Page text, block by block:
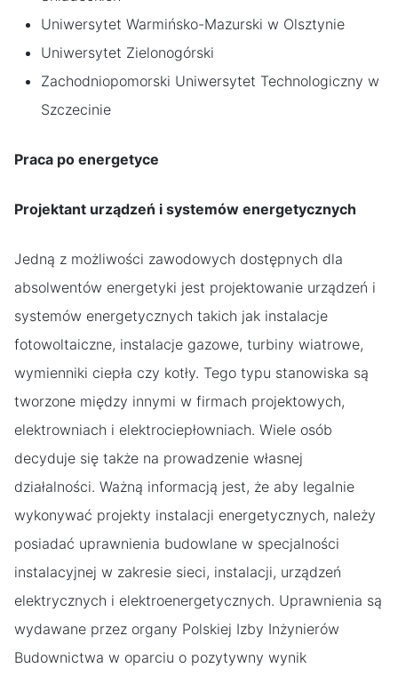
Uniwersytet Warmińsko-Mazurski w Olsztynie
Uniwersytet Zielonogórski
Zachodniopomorski Uniwersytet Technologiczny w
Szczecinie
Praca po energetyce
Projektant urządzeń i systemów energetycznych
Jedną z możliwości zawodowych dostępnych dla
absolwentów energetyki jest projektowanie urządzeń i
systemów energetycznych takich jak instalacje
fotowoltaiczne, instalacje gazowe, turbiny wiatrowe,
wymienniki ciepła czy kotły. Tego typu stanowiska są
tworzone między innymi w firmach projektowych,
elektrowniach i elektrociepłowniach. Wiele osób
decyduje się także na prowadzenie własnej
działalności. Ważną informacją jest, że aby legalnie
wykonywać projekty instalacji energetycznych, należy
posiadać uprawnienia budowlane w specjalności
instalacyjnej w zakresie sieci, instalacji, urządzeń
elektrycznych i elektroenergetycznych. Uprawnienia są
wydawane przez organy Polskiej Izby Inżynierów
Budownictwa w oparciu o pozytywny wynik